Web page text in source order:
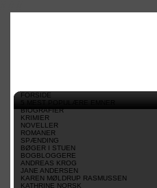
FORSIDE
5 MEST POPULÆRE EMNER
BIOGRAFIER
KRIMIER
NOVELLER
ROMANER
SPÆNDING
BØGER I STUEN
BOGBLOGGERE
ANDREAS KROG
JANE ANDERSEN
KAREN MØLDRUP RASMUSSEN
KATHRINE NORSK